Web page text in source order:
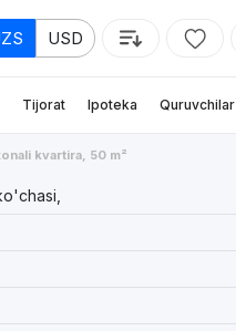
USD
Tijorat Ipoteka Quruvchilar
kvartira, 50 m²